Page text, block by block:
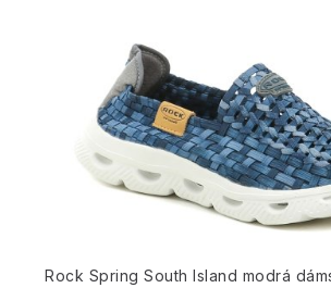
Rock Spring South Island modrá